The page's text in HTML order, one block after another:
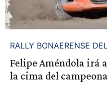
RALLY BONAERENSE
Felipe Améndola irá
la cima del